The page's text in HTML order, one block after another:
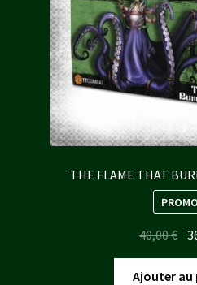
THE FLAME THAT
40,00€ Le
Ajouter au